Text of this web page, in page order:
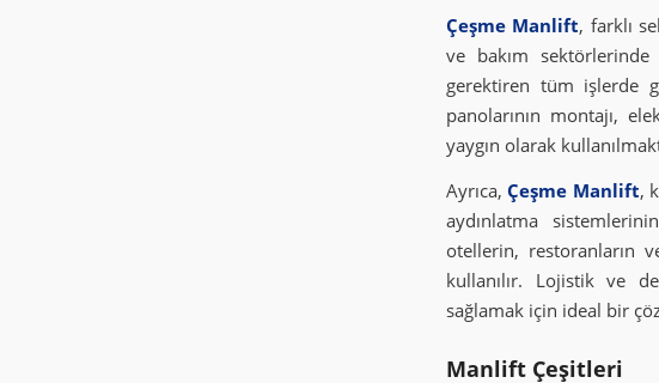
Çeşme Manlift, farklı
ve bakım
gerektiren tüm işlerde
panolarının montajı,
yaygın olarak
Ayrıca,Çeşme Manlift,
aydınlatma
otellerin, restoranların
kullanılır. Lojistik ve
sağlamak için ideal bir
Manlift Çeşitleri